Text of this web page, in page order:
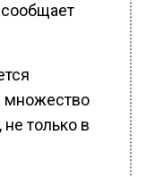
множество
только в